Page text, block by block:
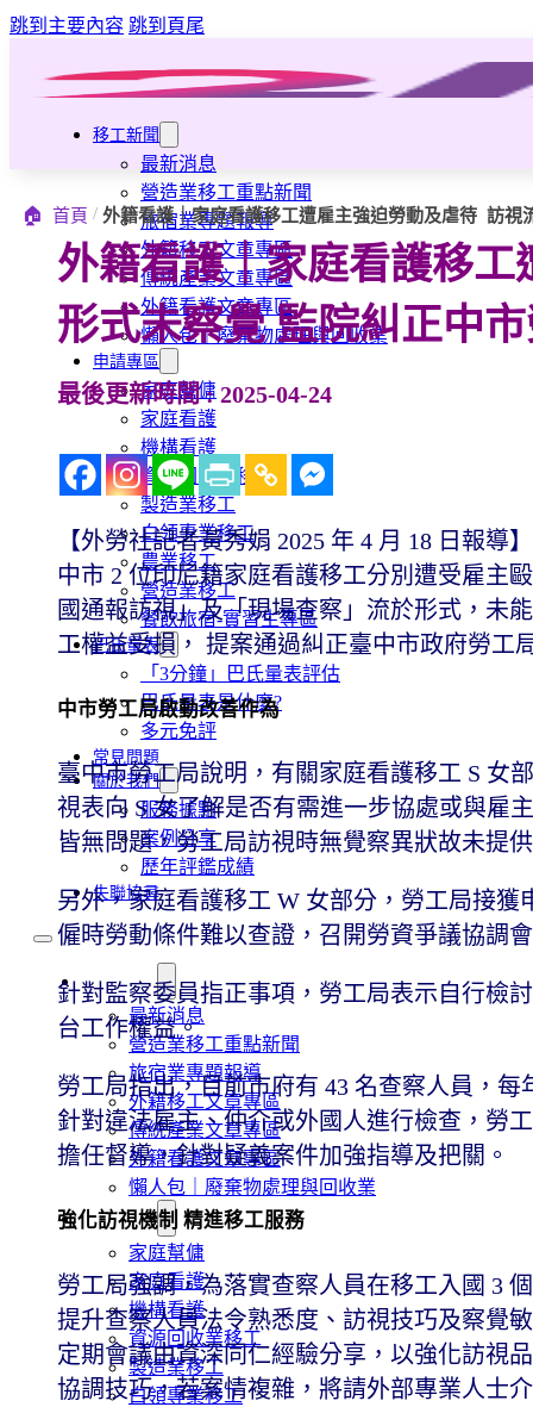
跳到主要內容 跳到頁尾
移工新聞
最新消息
營造業移工重點新聞
旅宿業專題報導
外籍移工文章專區
傳統產業文章專區
外籍看護文章專區
懶人包｜廢棄物處理與回收業
申請專區
家庭幫傭
家庭看護
機構看護
資源回收業移工
製造業移工
白領專業移工
農業移工
營造業移工
餐飲旅宿-實習生專區
巴氏量表
「3分鐘」巴氏量表評估
巴氏量表是什麼?
多元免評
常見問題
關於我們
服務據點
案例分享
歷年評鑑成績
失聯協尋
移工新聞
最新消息
營造業移工重點新聞
旅宿業專題報導
外籍移工文章專區
傳統產業文章專區
外籍看護文章專區
懶人包｜廢棄物處理與回收業
申請專區
家庭幫傭
家庭看護
機構看護
資源回收業移工
製造業移工
白領專業移工
🏠 首頁 / 外籍看護｜家庭看護移工遭雇主強迫勞動及虐待 訪視
外籍看護｜家庭看護移
形式未察覺 監院糾正中
最後更新時間 : 2025-04-24
【外勞社記者黃秀娟 2025 年 4 月 18 日報
中市 2 位印尼籍家庭看護移工分別遭受雇主
國通報訪視」及「現場查察」流於形式，未
工權益受損， 提案通過糾正臺中市政府勞工
中市勞工局啟動改善作為
臺中市勞工局說明，有關家庭看護移工 S 女
視表向 S 女了解是否有需進一步協處或與雇
皆無問題，勞工局訪視時無覺察異狀故未提
另外，家庭看護移工 W 女部分，勞工局接
僱時勞動條件難以查證，召開勞資爭議協調
針對監察委員指正事項，勞工局表示自行檢
台工作權益。
勞工局指出，目前市府有 43 名查察人員，
針對違法雇主、仲介或外國人進行檢查，勞
擔任督導，針對疑義案件加強指導及把關。
強化訪視機制 精進移工服務
勞工局強調，為落實查察人員在移工入國 3
提升查察人員法令熟悉度、訪視技巧及察覺
定期會議由資深同仁經驗分享，以強化訪視
協調技巧，若案情複雜，將請外部專業人士